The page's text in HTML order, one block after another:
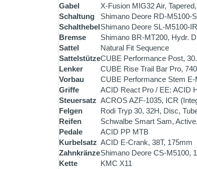
Gabel
X-Fusion MIG32 Air,
Schaltung
Shimano Deore RD-M5100-
SchalthebelShimano Deore SL-M5100-
Bremse
Shimano BR-MT200, Hydr.
Sattel
Natural Fit Sequence
SattelstützeCUBE Performance Post,
Lenker
CUBE Rise Trail Bar Pro,
Vorbau
CUBE Performance Stem
Griffe
ACID React Pro / EE: ACID
Steuersatz ACROS AZF-1035, ICR
Felgen
Rodi Tryp 30, 32H, Disc,
Reifen
Schwalbe Smart Sam,
Pedale
ACID PP MTB
Kurbelsatz ACID E-Crank, 38T, 175mm
ZahnkränzeShimano Deore CS-M5100,
Kette
KMC X11